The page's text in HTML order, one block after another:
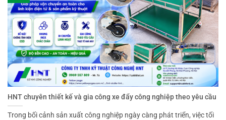
HNT chuyên thiết kế và gia công xe đẩy công nghiệp theo yêu cầu
Trong bối cảnh sản xuất công nghiệp ngày càng phát triển, việc tối